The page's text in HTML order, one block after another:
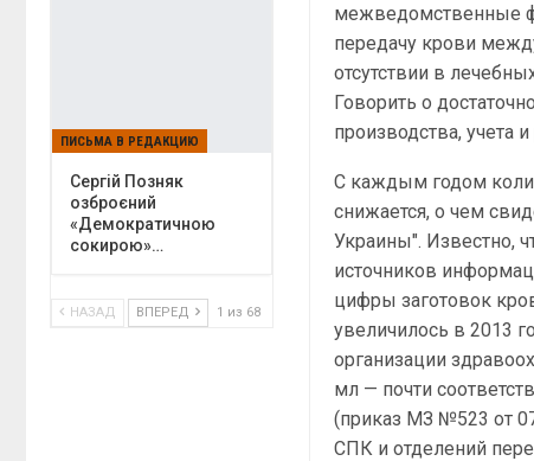
межведомственные
передачу крови
отсутствии в
Говорить о
производства, учета
С каждым годом
снижается, о чем
Украины". Известно,
источников
цифры заготовок
увеличилось в 2013
организации
мл — почти
(приказ МЗ №523 от
СПК и отделений
ПИСЬМА В РЕДАКЦИЮ
Сергій Позняк
озброєний
«Демократичною
сокирою»…
НАЗАД ВПЕРЕД 1 из 68